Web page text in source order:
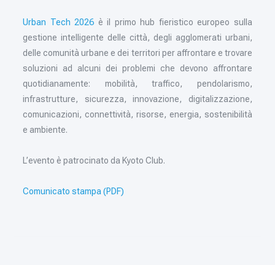
Urban Tech 2026 è il primo hub fieristico europeo sulla
gestione intelligente delle città, degli agglomerati urbani,
delle comunità urbane e dei territori per affrontare e trovare
soluzioni ad alcuni dei problemi che devono affrontare
quotidianamente: mobilità, traffico, pendolarismo,
infrastrutture, sicurezza, innovazione, digitalizzazione,
comunicazioni, connettività, risorse, energia, sostenibilità
e ambiente.
L’evento è patrocinato da Kyoto Club.
Comunicato stampa (PDF)